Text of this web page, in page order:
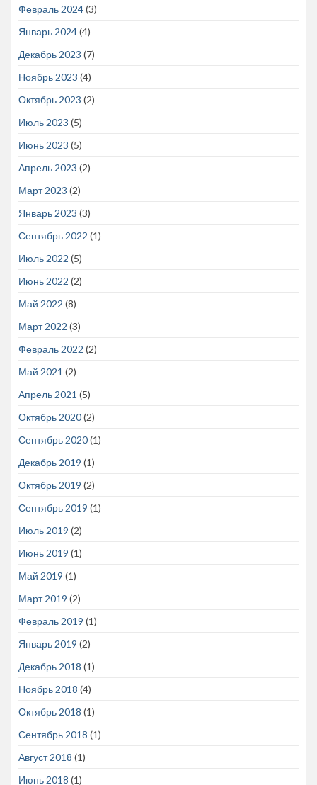
Февраль 2024(3)
Январь 2024(4)
Декабрь 2023 (7)
Ноябрь 2023 (4)
Октябрь 2023 (2)
Июль 2023 (5)
Июнь 2023 (5)
Апрель 2023 (2)
Март 2023 (2)
Январь 2023 (3)
Сентябрь 2022 (1)
Июль 2022 (5)
Июнь 2022 (2)
Май 2022 (8)
Март 2022 (3)
Февраль 2022 (2)
Май 2021 (2)
Апрель 2021 (5)
Октябрь 2020(2)
Сентябрь 2020(1)
Декабрь 2019 (1)
Октябрь 2019 (2)
Сентябрь 2019 (1)
Июль 2019 (2)
Июнь 2019 (1)
Май 2019 (1)
Март 2019 (2)
Февраль 2019 (1)
Январь 2019 (2)
Декабрь 2018 (1)
Ноябрь 2018 (4)
Октябрь 2018 (1)
Сентябрь 2018 (1)
Август 2018 (1)
Июнь 2018 (1)